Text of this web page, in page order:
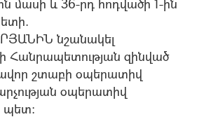
մասի և 36-րդ հոդվածի 1-ին
նշանակել
Հանրապետության զինված
շտաբի օպերատիվ
օպերատիվ
պետ: